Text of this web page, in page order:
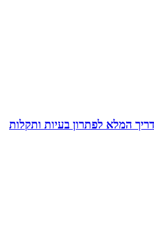
המלא לפתרון בעיות ותקלות